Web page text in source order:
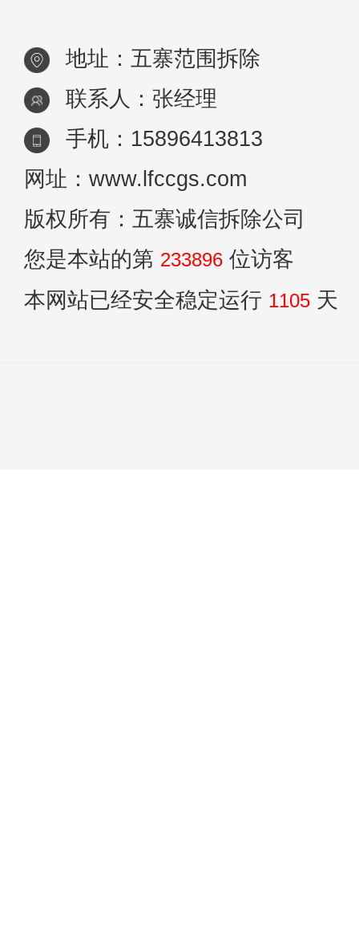
地址：五寨范围拆除
联系人：张经理
手机：15896413813
网址：www.lfccgs.com
版权所有：五寨诚信拆除公司
您是本站的第 233896 位访客
本网站已经安全稳定运行 1105 天